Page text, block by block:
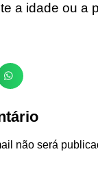
a idade ou a
não será